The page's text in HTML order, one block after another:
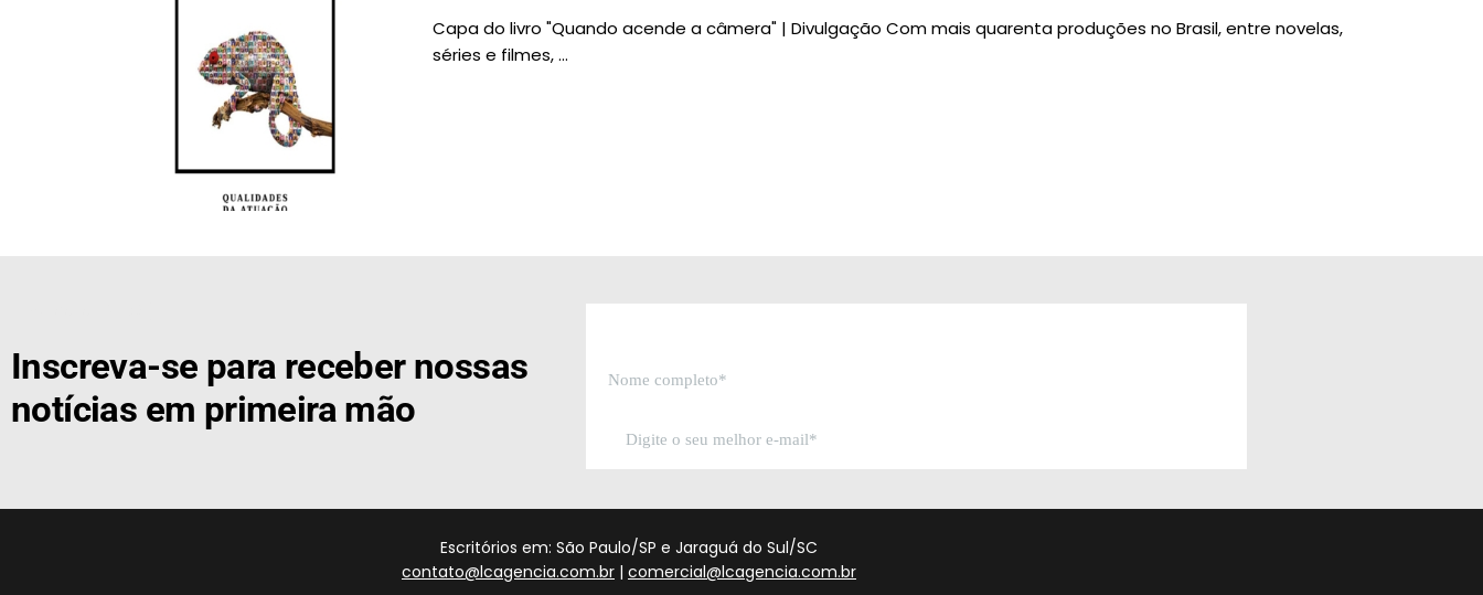
Capa do livro "Quando acende a câmera" | Divulgação Com mais quarenta produções no Brasil, entre novelas,
séries e filmes, ...
Inscreva-se para receber nossas
notícias em primeira mão
Escritórios em: São Paulo/SP e Jaraguá do Sul/SC
contato@lcagencia.com.br | comercial@lcagencia.com.br